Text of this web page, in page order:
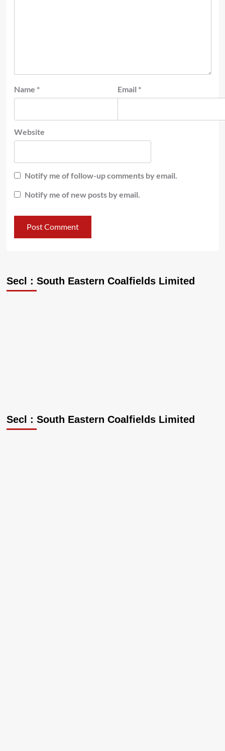
Name * Email *
Website
Notify me of follow-up comments by email.
Notify me of new posts by email.
Secl : South Eastern Coalfields Limited
Secl : South Eastern Coalfields Limited